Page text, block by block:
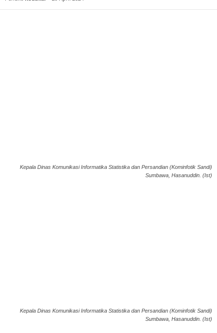
Kepala Dinas Komunikasi Informatika Statistika dan Persandian (Kominfotik Sandi)
Sumbawa, Hasanuddin. (Ist)
Kepala Dinas Komunikasi Informatika Statistika dan Persandian (Kominfotik Sandi)
Sumbawa, Hasanuddin. (Ist)